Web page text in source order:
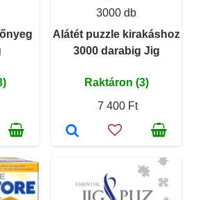
3000 db
Alátét puzzle kirakáshoz
3000 darabig Jig
Raktáron (3)
7 400 Ft